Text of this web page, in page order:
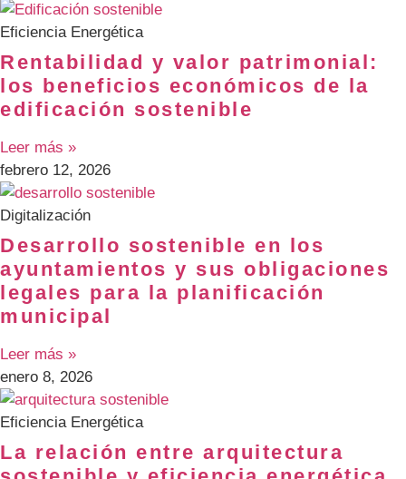
Eficiencia Energética
Rentabilidad y valor patrimonial:
los beneficios económicos de la
edificación sostenible
Leer más »
febrero 12, 2026
Digitalización
Desarrollo sostenible en los
ayuntamientos y sus obligaciones
legales para la planificación
municipal
Leer más »
enero 8, 2026
Eficiencia Energética
La relación entre arquitectura